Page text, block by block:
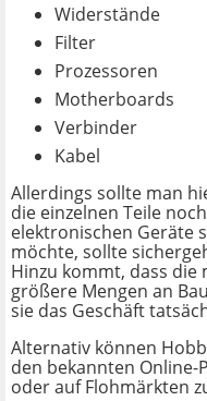
Widerstände
Filter
Prozessoren
Motherboards
Verbinder
Kabel
Allerdings sollte man
die einzelnen Teile
elektronischen Geräte
möchte, sollte
Hinzu kommt, dass
größere Mengen an
sie das Geschäft
Alternativ können
den bekannten
oder auf Flohmärkten